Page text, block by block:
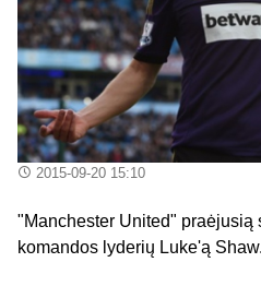
2015-09-20 15:10
"Manchester United" praėjusią
komandos lyderių Luke'ą Shaw.